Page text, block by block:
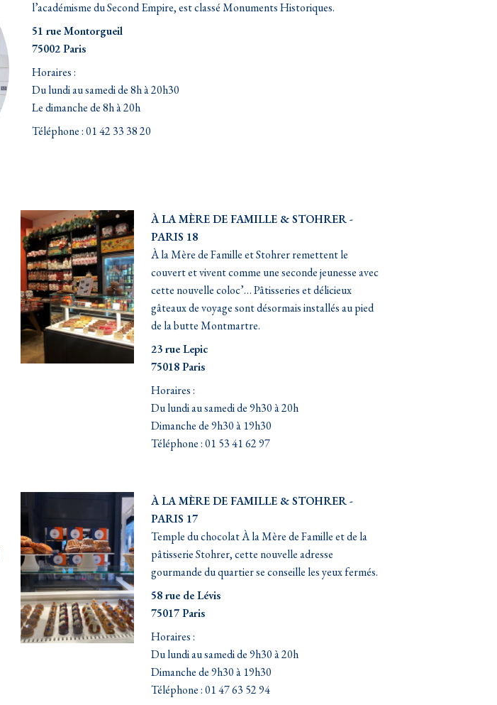
l’académisme du Second Empire, est classé Monuments Historiques.
51 rue Montorgueil
75002 Paris
Horaires :
Du lundi au samedi de 8h à 20h30
Le dimanche de 8h à 20h
Téléphone : 01 42 33 38 20
À LA MÈRE DE FAMILLE & STOHRER -
PARIS 18
À la Mère de Famille et Stohrer remettent le
couvert et vivent comme une seconde jeunesse avec
cette nouvelle coloc’… Pâtisseries et délicieux
gâteaux de voyage sont désormais installés au pied
de la butte Montmartre.
23 rue Lepic
75018 Paris
Horaires :
Du lundi au samedi de 9h30 à 20h
Dimanche de 9h30 à 19h30
Téléphone : 01 53 41 62 97
À LA MÈRE DE FAMILLE & STOHRER -
PARIS 17
Temple du chocolat À la Mère de Famille et de la
pâtisserie Stohrer, cette nouvelle adresse
gourmande du quartier se conseille les yeux fermés.
58 rue de Lévis
75017 Paris
Horaires :
Du lundi au samedi de 9h30 à 20h
Dimanche de 9h30 à 19h30
Téléphone : 01 47 63 52 94